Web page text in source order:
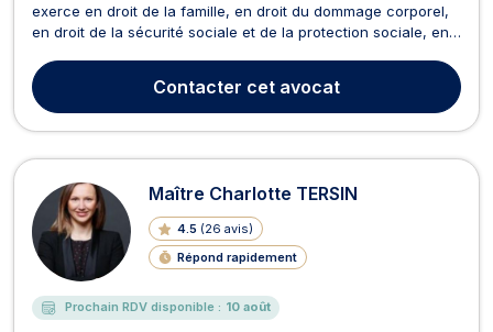
exerce en droit de la famille, en droit du dommage corporel,
en droit de la sécurité sociale et de la protection sociale, en
famille, Maître Agnès PANNIER est une représentante de choix
si votre affaire relève du div...
Contacter cet avocat
Maître Charlotte TERSIN
4.5 (26 avis)
Répond rapidement
Prochain RDV disponible : 10 août